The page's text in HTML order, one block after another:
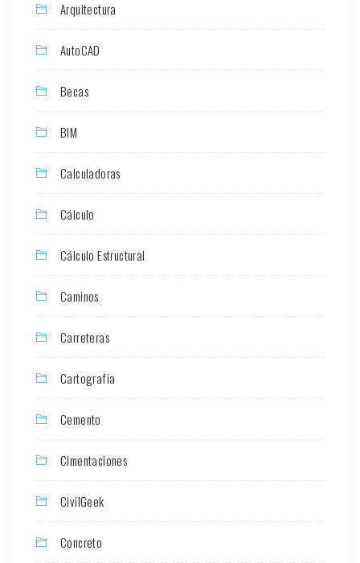
Arquitectura
AutoCAD
Becas
BIM
Calculadoras
Cálculo
Cálculo Estructural
Caminos
Carreteras
Cartografía
Cemento
Cimentaciones
CivilGeek
Concreto